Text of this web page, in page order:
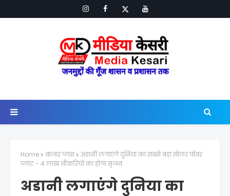
Home बाज़ार प्लस
अडानी लगाएंगे दुनिया का सबसे बड़ा सोलर पॉवर
प्लांट - 4 लाख नौकरियों का होगा सृजन
अडानी लगाएंगे दुनिया का